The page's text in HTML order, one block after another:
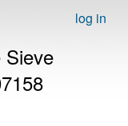
log in
Sieve